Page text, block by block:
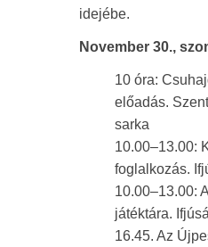
idejébe.
November 30.,
10 óra:
előadás.
sarka
10.00–13.00:
foglalkozás.
10.00–13.00:
játéktára.
16.45. Az